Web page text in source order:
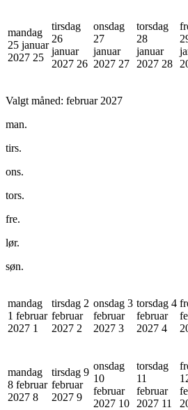
mandag
25 januar
2027 25
tirsdag
26
januar
2027 26
onsdag
27
januar
2027 27
torsdag
28
januar
2027 28
Valgt måned: februar 2027
man.
tirs.
ons.
tors.
fre.
lør.
søn.
mandag
1 februar
2027 1
tirsdag 2
februar
2027 2
onsdag 3
februar
2027 3
torsdag 4
februar
2027 4
mandag
8 februar
2027 8
tirsdag 9
februar
2027 9
onsdag
10
februar
2027 10
torsdag
11
februar
2027 11